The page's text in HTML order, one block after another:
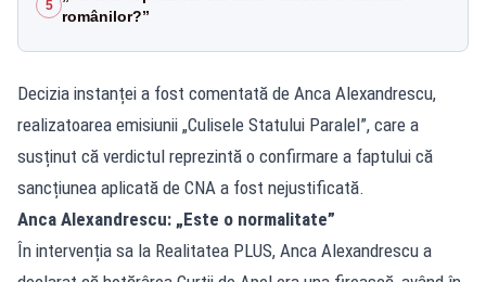
5
românilor?”
Decizia instanței a fost comentată de Anca Alexandrescu,
realizatoarea emisiunii „Culisele Statului Paralel”, care a
susținut că verdictul reprezintă o confirmare a faptului că
sancțiunea aplicată de CNA a fost nejustificată.
Anca Alexandrescu: „Este o normalitate”
În intervenția sa la Realitatea PLUS, Anca Alexandrescu a